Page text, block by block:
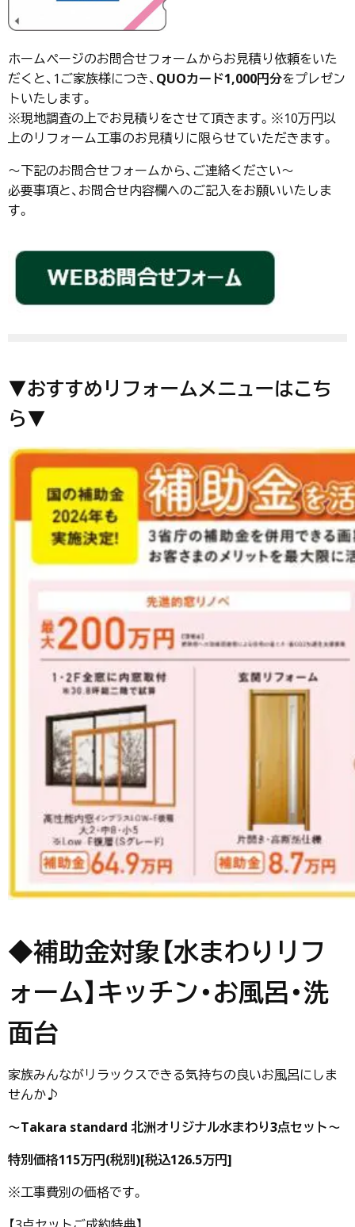
ホームページのお問合せフォームからお見積り依頼をいた
だくと、1ご家族様につき、QUOカード1,000円分をプレゼン
トいたします。
※現地調査の上でお見積りをさせて頂きます。※10万円以
上のリフォーム工事のお見積りに限らせていただきます。
～下記のお問合せフォームから、ご連絡ください～
必要事項と、お問合せ内容欄へのご記入をお願いいたしま
す。
▼おすすめリフォームメニューはこち
ら▼
◆補助金対象【水まわりリフ
ォーム】キッチン・お風呂・洗
面台
家族みんながリラックスできる気持ちの良いお風呂にしま
せんか♪
～Takara standard 北洲オリジナル水まわり3点セット～
特別価格115万円(税別)[税込126.5万円]
※工事費別の価格です。